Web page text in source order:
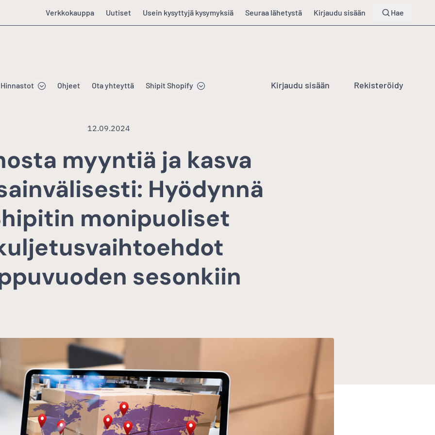
Verkkokauppa Uutiset Usein kysyttyjä kysymyksiä Seuraa lähetystä Kirjaudu sisään Hae
Hinnastot Ohjeet Ota yhteyttä Shipit Shopify Kirjaudu sisään Rekisteröidy
12.09.2024
myyntiä ja kasva
Hyödynnä
monipuoliset
sesonkiin